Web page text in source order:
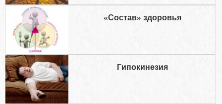
«Состав» здоровья
Гипокинезия